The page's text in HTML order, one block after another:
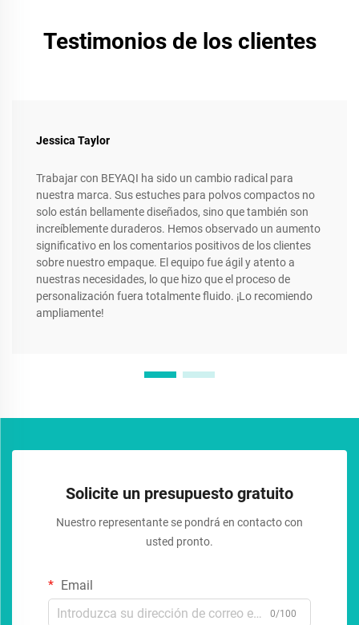
Testimonios de los clientes
Jessica Taylor
Trabajar con BEYAQI ha sido un cambio radical para
nuestra marca. Sus estuches para polvos compactos no
solo están bellamente diseñados, sino que también son
increíblemente duraderos. Hemos observado un aumento
significativo en los comentarios positivos de los clientes
sobre nuestro empaque. El equipo fue ágil y atento a
nuestras necesidades, lo que hizo que el proceso de
personalización fuera totalmente fluido. ¡Lo recomiendo
ampliamente!
Solicite un presupuesto gratuito
Nuestro representante se pondrá en contacto con
usted pronto.
Email
0/100